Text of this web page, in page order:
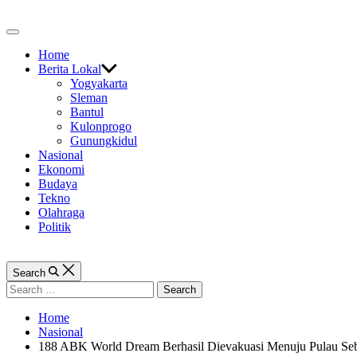
to
Off
CanvasHome
Berita Lokal
Yogyakarta
Sleman
Bantul
Kulonprogo
Gunungkidul
Nasional
Ekonomi
Budaya
Tekno
Olahraga
Politik
Search
Search
for:
Home
Nasional
188 ABK World Dream Berhasil Dievakuasi Menuju Pulau